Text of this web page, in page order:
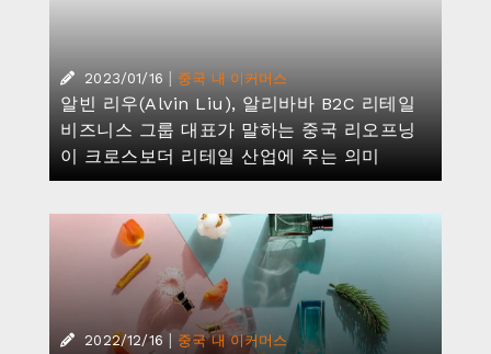
2023/01/16 | 중국 내 이커머스
알빈 리우(Alvin Liu), 알리바바 B2C 리테일
비즈니스 그룹 대표가 말하는 중국 리오프닝
이 크로스보더 리테일 산업에 주는 의미
2022/12/16 | 중국 내 이커머스